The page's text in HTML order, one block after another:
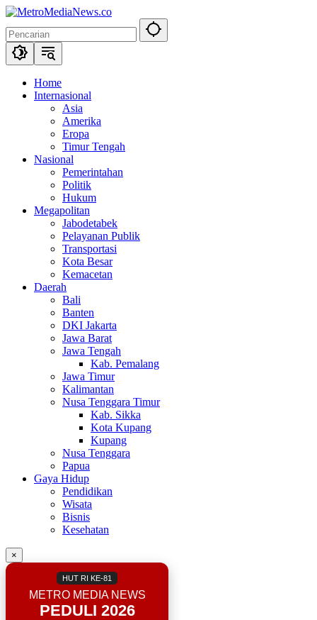
Langsung
konten
Home
Internasional
Asia
Amerika
Eropa
Timur Tengah
Nasional
Pemerintahan
Politik
Hukum
Megapolitan
Jabodetabek
Pelayanan Publik
Transportasi
Kota Besar
Kemacetan
Daerah
Bali
Banten
DKI Jakarta
Jawa Barat
Jawa Tengah
Kab. Pemalang
Jawa Timur
Kalimantan
Nusa Tenggara Timur
Kab. Sikka
Kota Kupang
Kupang
Nusa Tenggara
Papua
Gaya Hidup
Pendidikan
Wisata
Bisnis
Kesehatan
×
HUT RI KE-81
METRO MEDIA NEWS
PEDULI 2026